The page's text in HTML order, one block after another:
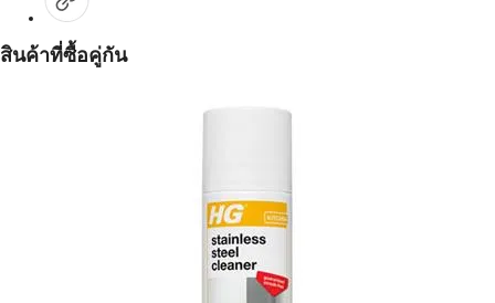
สินค้าที่ซื้อคู่กัน